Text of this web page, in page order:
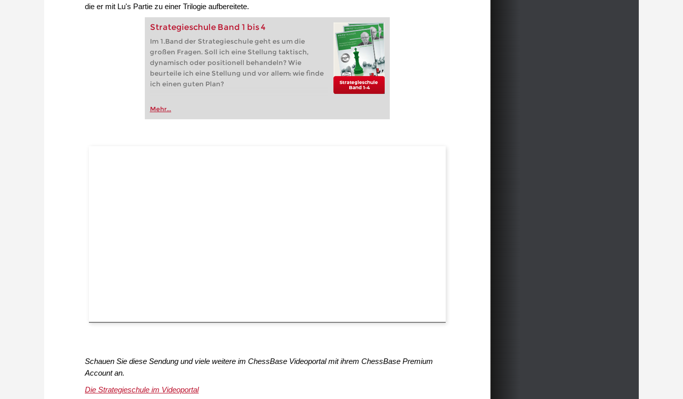
die er mit Lu's Partie zu einer Trilogie aufbereitete.
Strategieschule Band 1 bis 4
Im 1.Band der Strategieschule geht es um die
großen Fragen. Soll ich eine Stellung taktisch,
dynamisch oder positionell behandeln? Wie
beurteile ich eine Stellung und vor allem: wie finde
ich einen guten Plan?
Mehr...
Schauen Sie diese Sendung und viele weitere im ChessBase Videoportal mit ihrem ChessBase Premium
Account an.
Die Strategieschule im Videoportal